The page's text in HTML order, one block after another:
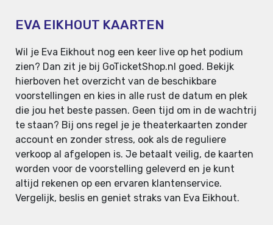
EVA EIKHOUT KAARTEN
Wil je Eva Eikhout nog een keer live op het podium
zien? Dan zit je bij GoTicketShop.nl goed. Bekijk
hierboven het overzicht van de beschikbare
voorstellingen en kies in alle rust de datum en plek
die jou het beste passen. Geen tijd om in de wachtrij
te staan? Bij ons regel je je theaterkaarten zonder
account en zonder stress, ook als de reguliere
verkoop al afgelopen is. Je betaalt veilig, de kaarten
worden voor de voorstelling geleverd en je kunt
altijd rekenen op een ervaren klantenservice.
Vergelijk, beslis en geniet straks van Eva Eikhout.